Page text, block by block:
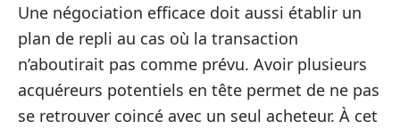
Une négociation efficace doit aussi établir un
plan de repli au cas où la transaction
n’aboutirait pas comme prévu. Avoir plusieurs
acquéreurs potentiels en tête permet de ne pas
se retrouver coincé avec un seul acheteur. À cet